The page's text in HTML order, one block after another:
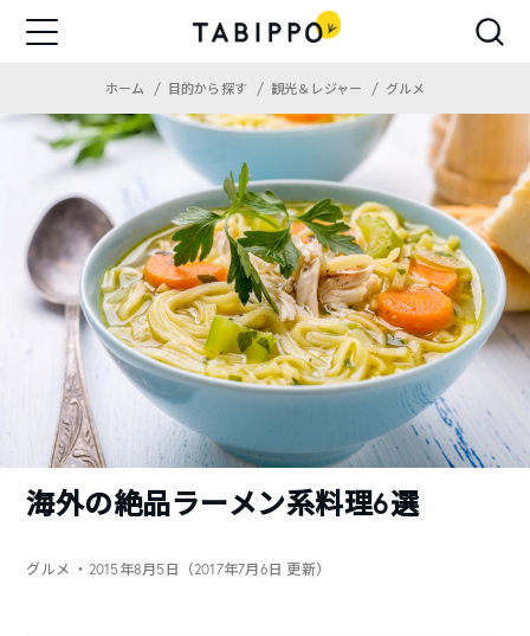
ホーム 目的から探す 観光＆レジャー グルメ
海外の絶品ラーメン系料理6選
グルメ ・2015年8月5日（2017年7月6日 更新）